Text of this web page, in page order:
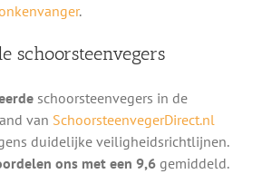
.
schoorsteenvegers
schoorsteenvegers in de
van SchoorsteenvegerDirect.nl
duidelijke veiligheidsrichtlijnen.
ons met een 9,6gemiddeld.